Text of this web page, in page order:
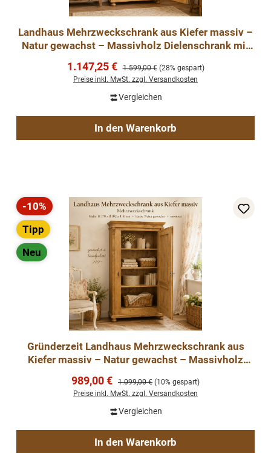
Landhaus Mehrzweckschrank aus Kiefer massiv –
Natur gewachst – Massivholz Dielenschrank mit
Verkaufspreis:
1.147,25 € Regulärer Preis:
1.599,00 € (28% gespart)
Preise inkl. MwSt. zzgl. Versandkosten
Vergleichen
In den Warenkorb
Rabatt
-10%
Tipp
Neu
Gründerzeit Landhaus Mehrzweckschrank aus
Kiefer massiv – Natur gewachst – Massivholz
Schrank aus Weichholz
Verkaufspreis:
989,00 € Regulärer Preis:
1.099,00 € (10% gespart)
Preise inkl. MwSt. zzgl. Versandkosten
Vergleichen
In den Warenkorb